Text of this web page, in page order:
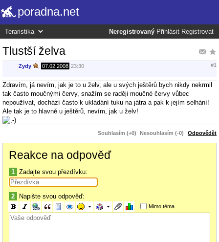
poradna.net
Neregistrovaný Přihlásit Registrovat
Tlustší želva
Zydy 07.02.2008 23:30 #1
Zdravím, já nevím, jak je to u želv, ale u svých ještěrů bych nikdy nekrmil
tak často moučnými červy, snažím se raději moučné červy vůbec
nepoužívat, dochází často k ukládání tuku na játra a pak k jejím selhání!
Ale tak je to hlavně u ještěrů, nevím, jak u želv!
Souhlasím (+0) Nesouhlasím (-0) Odpovědět
Reakce na odpověď
1 Zadajte svou přezdívku:
2 Napište svou odpověď:
Mimo téma